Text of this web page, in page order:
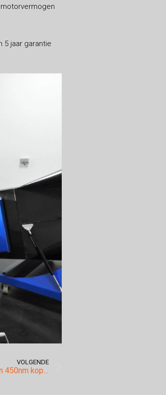
5 jaar garantie
VOLGENDE
Chiptuning naar maar liefst 290pk en 450nm koppel uit de 2.0-liter turbo motor in de Opel Insignia!